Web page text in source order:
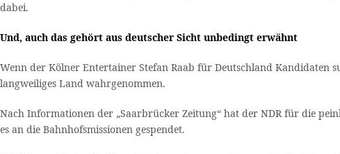
dabei.
Und, auch das gehört aus deutscher Sicht unbedingt erwähnt
Wenn der Kölner Entertainer Stefan Raab für Deutschland
langweiliges Land wahrgenommen.
Nach Informationen der „Saarbrücker Zeitung“ hat der NDR für die
es an die Bahnhofsmissionen gespendet.